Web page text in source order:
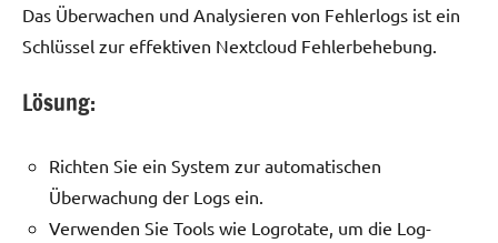
Das Überwachen und Analysieren von Fehlerlogs ist ein
Schlüssel zur effektiven Nextcloud Fehlerbehebung.
Lösung:
Richten Sie ein System zur automatischen
Überwachung der Logs ein.
Verwenden Sie Tools wie Logrotate, um die Log-